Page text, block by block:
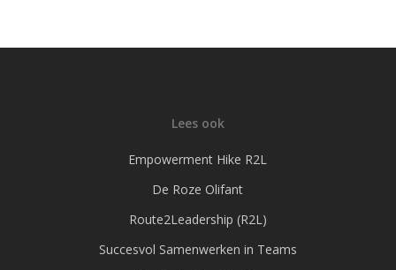
Lees ook
Empowerment Hike R2L
De Roze Olifant
Route2Leadership (R2L)
Succesvol Samenwerken in Teams